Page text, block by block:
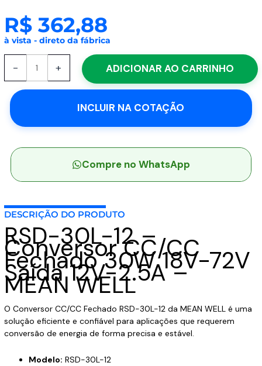
R$362,88
à vista - direto da fábrica
-
Conversor
CC/CC
30W
72V
2.5A
-
MEAN
WELL
quantidade
+ ADICIONAR AO CARRINHO
INCLUIR NA COTAÇÃO
Compre no WhatsApp
DESCRIÇÃO DO PRODUTO
RSD-30L-12 –
Conversor CC/CC
Fechado 30W 18V-72V
Saída 12V-2.5A –
MEAN WELL
O Conversor CC/CC Fechado RSD-30L-12 da MEAN WELL é uma
solução eficiente e confiável para aplicações que requerem
conversão de energia de forma precisa e estável.
Modelo: RSD-30L-12